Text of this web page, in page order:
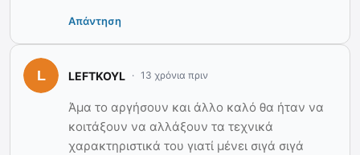
Απάντηση
LEFTKOYL 13 χρόνια πριν
Άμα το αργήσουν και άλλο καλό θα ήταν να
κοιτάξουν να αλλάξουν τα τεχνικά
χαρακτηριστικά του γιατί μένει σιγά σιγά